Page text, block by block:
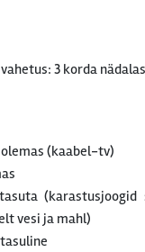
3 korda nädalas
(kaabel-tv)
(karastusjoogid
vesi ja mahl)